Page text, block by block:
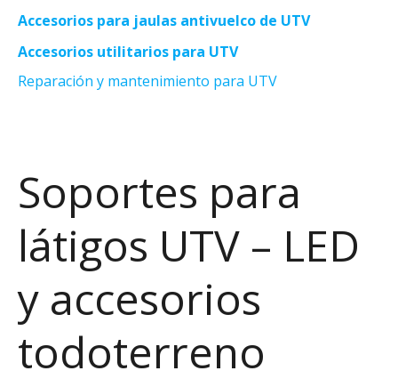
Accesorios para jaulas antivuelco de UTV
Accesorios utilitarios para UTV
Reparación y mantenimiento para UTV
Soportes para
látigos UTV – LED
y accesorios
todoterreno